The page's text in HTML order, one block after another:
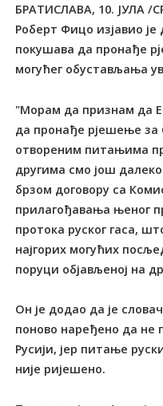
БРАТИСЛАВА, 10. ЈУЛА /
Роберт Фицо изјавио је
покушава да пронађе
могућег обустављања
"Морам да признам да
да пронађе рјешење за
отвореним питањима
другима смо још
брзом договору са
прилагођавања њеног
протока руског гаса,
најгорих могућих
поруци објављеној на
Он је додао да је
поново наређено да не
Русији, јер питање
није ријешено.